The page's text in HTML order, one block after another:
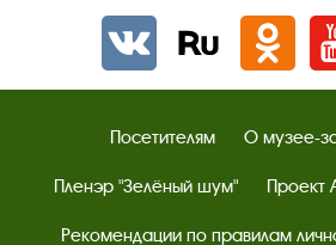
Вконтактеrutube
Посетителям О музее-
Пленэр "Зелёный шум" Проект
Рекомендации по правилам